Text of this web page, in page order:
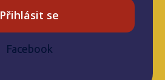
Přihlásit se
Facebook